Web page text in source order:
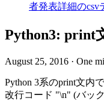
者発表詳細のcsv
Python3: print
August 25, 2016 · One
Python 3系のprint文内
改行コード "\n" (バッ